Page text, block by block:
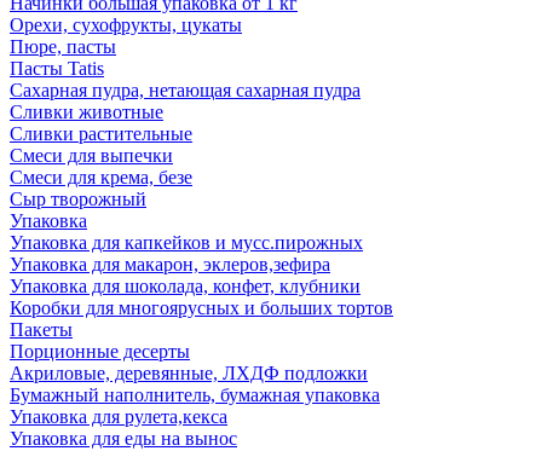
Орехи, сухофрукты, цукаты
Пюре, пасты
Пасты Tatis
Сахарная пудра, нетающая сахарная пудра
Сливки животные
Сливки растительные
Смеси для выпечки
Смеси для крема, безе
Сыр творожный
Упаковка
Упаковка для капкейков и мусс.пирожных
Упаковка для макарон, эклеров,зефира
Упаковка для шоколада, конфет, клубники
Коробки для многоярусных и больших тортов
Пакеты
Порционные десерты
Акриловые, деревянные, ЛХДФ подложки
Бумажный наполнитель, бумажная упаковка
Упаковка для рулета,кекса
Упаковка для еды на вынос